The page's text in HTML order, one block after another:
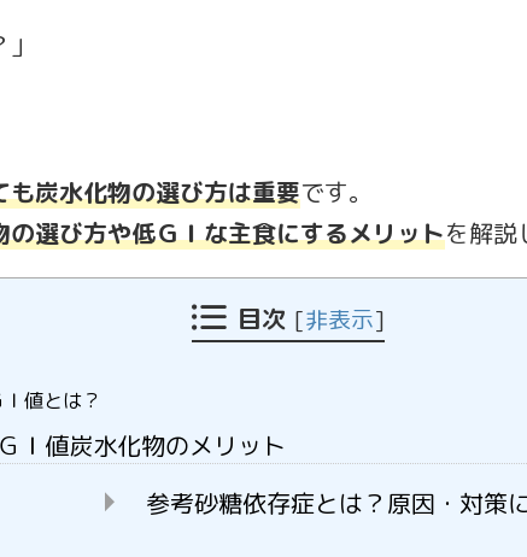
も炭水化物の選び方は重要です。
選び方や低ＧＩな主食にするメリットを解説
目次 [非表示]
値とは？
Ｉ値炭水化物のメリット
参考砂糖依存症とは？原因・対策